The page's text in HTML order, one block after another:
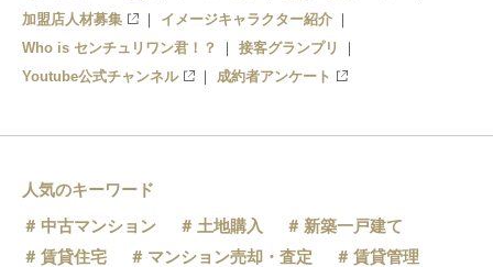
加盟店人材募集
イメージキャラクター紹介
Who is センチュリワン君！？
接客グランプリ
Youtube公式チャンネル
成約者アンケート
人気のキーワード
中古マンション
土地購入
新築一戸建て
賃貸住宅
マンション売却・査定
賃貸管理